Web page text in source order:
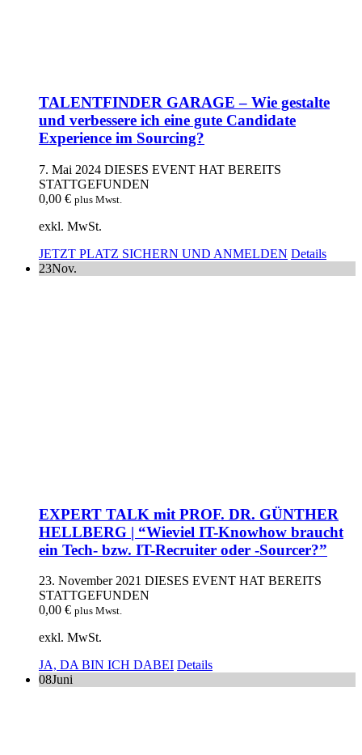
TALENTFINDER GARAGE – Wie gestalte
und verbessere ich eine gute Candidate
Experience im Sourcing?
7. Mai 2024 DIESES EVENT HAT BEREITS
STATTGEFUNDEN
0,00 € plus Mwst.
exkl. MwSt.
JETZT PLATZ SICHERN UND ANMELDEN Details
23Nov.
EXPERT TALK mit PROF. DR. GÜNTHER
HELLBERG | “Wieviel IT-Knowhow braucht
ein Tech- bzw. IT-Recruiter oder -Sourcer?”
23. November 2021 DIESES EVENT HAT BEREITS
STATTGEFUNDEN
0,00 € plus Mwst.
exkl. MwSt.
JA, DA BIN ICH DABEI Details
08Juni